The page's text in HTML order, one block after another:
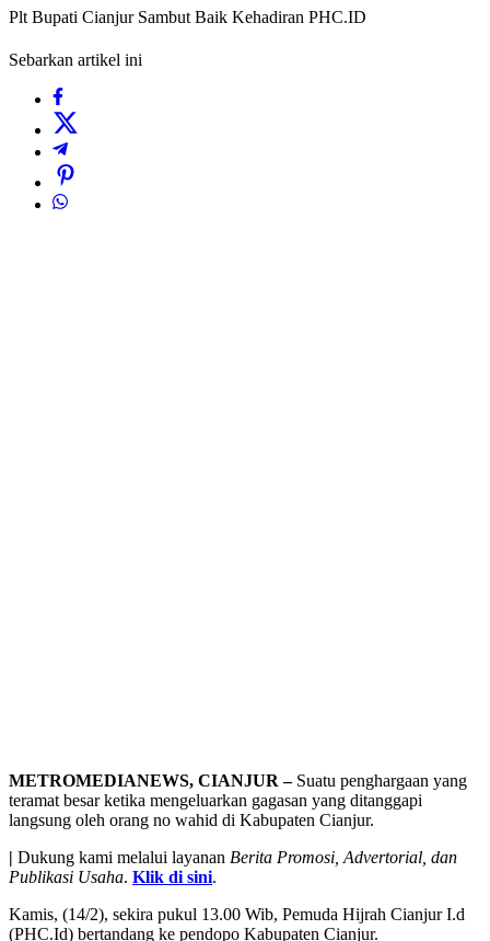
Plt Bupati Cianjur Sambut Baik Kehadiran PHC.ID
Sebarkan artikel ini
METROMEDIANEWS, CIANJUR –Suatu penghargaan yang
teramat besar ketika mengeluarkan gagasan yang ditanggapi
langsung oleh orang no wahid di Kabupaten Cianjur.
| Dukung kami melalui layanan Berita Promosi, Advertorial, dan
Publikasi Usaha. Klik di sini.
Kamis, (14/2), sekira pukul 13.00 Wib, Pemuda Hijrah Cianjur I.d
(PHC.Id) bertandang ke pendopo Kabupaten Cianjur.